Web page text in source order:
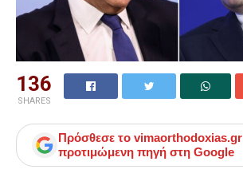
136
SHARES
Πρόσθεσε το vimaorthodoxias.gr
προτιμώμενη πηγή στη Google